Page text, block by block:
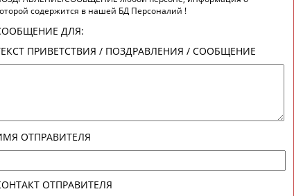
Ирина
АБРАМОВА
АБРАМОВА
Осеп
АБРАМЯН
АБРАРОВ
содержится в нашей БД Персоналий !
ДЛЯ:
ПРИВЕТСТВИЯ / ПОЗДРАВЛЕНИЯ / СООБЩЕНИЕ
ОТПРАВИТЕЛЯ
ОТПРАВИТЕЛЯ